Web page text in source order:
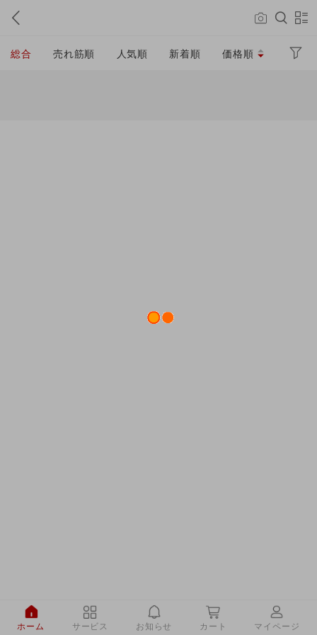
総合 売れ筋順 人気順 新着順 価格順
ホーム サービス お知らせ カート マイページ